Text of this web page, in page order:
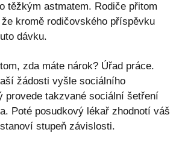
těžkým astmatem. Rodiče přitom
kromě rodičovského příspěvku
dávku.
zda máte nárok? Úřad práce.
žádosti vyšle sociálního
provede takzvané sociální šetření
Poté posudkový lékař zhodnotí váš
stupeň závislosti.